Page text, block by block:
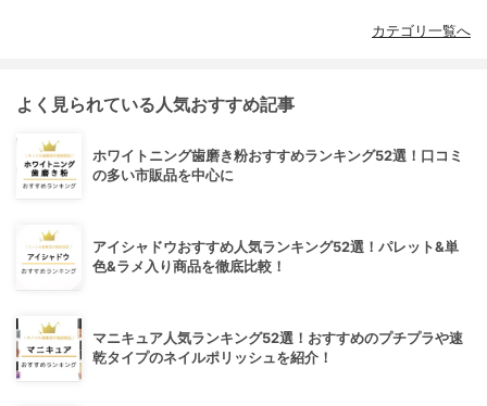
カテゴリ一覧へ
よく見られている人気おすすめ記事
ホワイトニング歯磨き粉おすすめランキング52選！口コミ
の多い市販品を中心に
アイシャドウおすすめ人気ランキング52選！パレット&単
色&ラメ入り商品を徹底比較！
マニキュア人気ランキング52選！おすすめのプチプラや速
乾タイプのネイルポリッシュを紹介！